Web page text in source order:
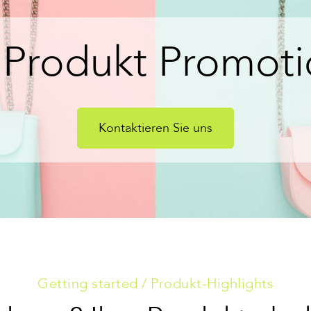
Kontaktieren Sie uns
Getting started / Produkt-Highlights